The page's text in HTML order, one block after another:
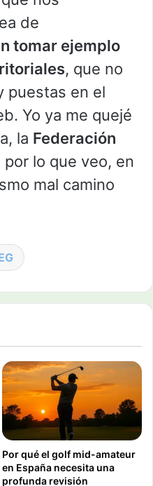
de
tomar ejemplo
, que no
puestas en el
Yo ya me quejé
la Federación
por lo que veo, en
mal camino
Por qué el golf mid-amateur
en España necesita una
profunda revisión